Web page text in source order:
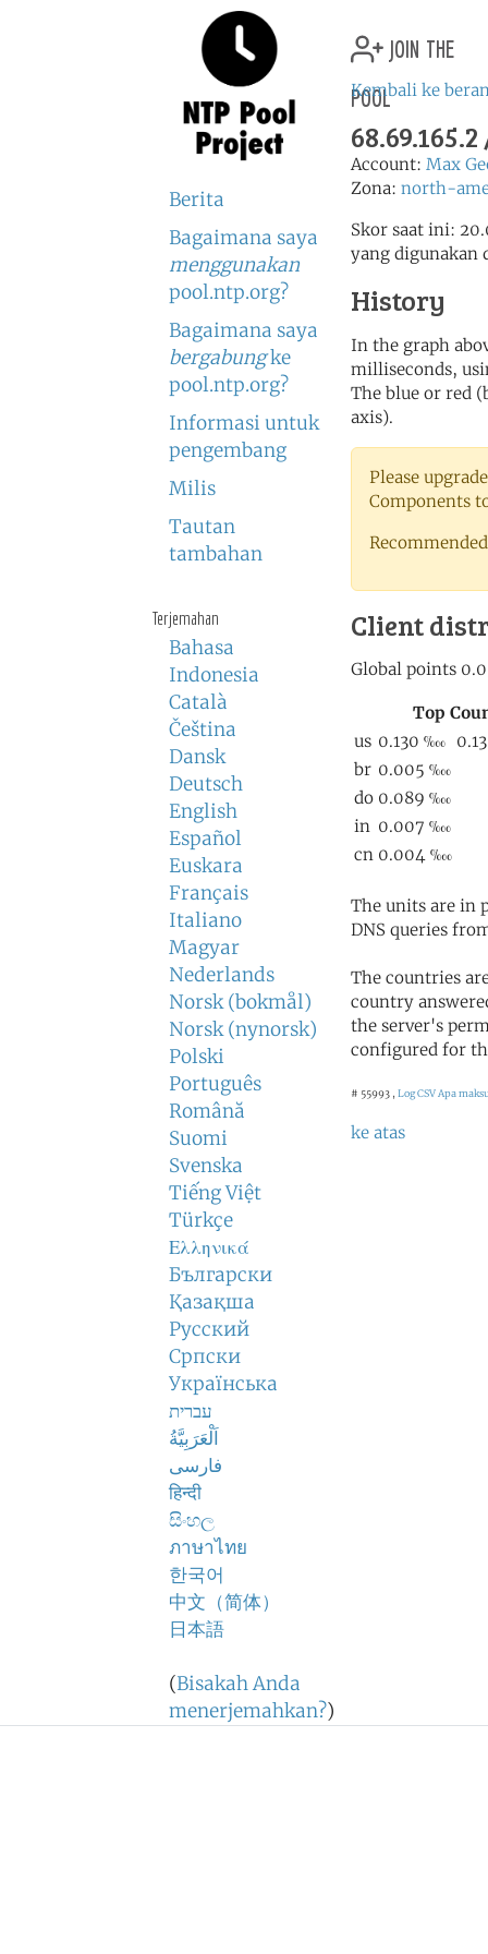
Berita
Bagaimana saya
menggunakan
pool.ntp.org?
Bagaimana saya
bergabungke
pool.ntp.org?
Informasi untuk
pengembang
Milis
Tautan
tambahan
Terjemahan
Bahasa
Indonesia
Català
Čeština
Dansk
Deutsch
English
Español
Euskara
Français
Italiano
Magyar
Nederlands
Norsk (bokmål)
Norsk (nynorsk)
Polski
Português
Română
Suomi
Svenska
Tiếng Việt
Türkçe
Ελληνικά
Български
Қазақша
Русский
Српски
Українська
עברית
اَلْعَرَبِيَّةُ
فارسی
हिन्दी
සිංහල
ภาษาไทย
한국어
中文（简体）
日本語
(Bisakah Anda
menerjemahkan?)
join the
pool
Kembali ke
Account: Max
Zona: north-
Skor saat ini:
yang digunakan
History
In the graph
milliseconds,
The blue or red
axis).
Please
Components
Client
The units are in
DNS queries
The countries
country
the server's
configured for
# 55993 , Log CSVApa
ke atas